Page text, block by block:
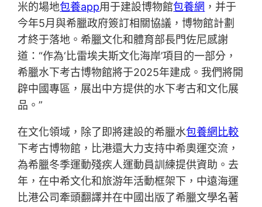
米的場地包養app用于建設博物館包養網 ，并于
今年5月與希臘政府簽訂相關協議，博物館計劃
才終于落地。希臘文化和體育部長門佐尼感謝
道：“作為‘比雷埃夫斯文化海岸’項目的一部分，
希臘水下考古博物館將于2025年建成。我們將開
辟中國專區，展出中方提供的水下考古和文化展
品。”
在文化領域，除了即將建設的希臘水包養網比較
下考古博物館，比港還大力支持中希奧運交流，
為希臘冬季運動殘疾人運動員訓練提供資助。去
年，在中希文化和旅游年活動框架下，中遠海運
比港公司牽頭翻譯并在中國出版了希臘文學名著